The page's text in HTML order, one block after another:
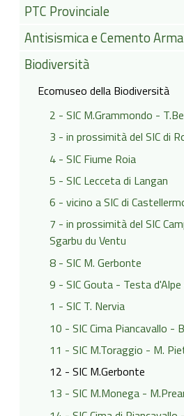
PTC Provinciale
Antisismica e Cemento
Biodiversità
Ecomuseo della Biodiversità
2 - SIC M.Grammondo -
3 - in prossimità del SIC di
4 - SIC Fiume Roia
5 - SIC Lecceta di Langan
6 - vicino a SIC di
7 - in prossimità del SIC
Sgarbu du Ventu
8 - SIC M. Gerbonte
9 - SIC Gouta - Testa
1 - SIC T. Nervia
10 - SIC Cima Piancavallo -
11 - SIC M.Toraggio - M.
12 - SIC M.Gerbonte
13 - SIC M.Monega -